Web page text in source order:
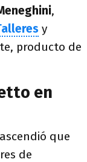
,
y
producto de
en
que
de